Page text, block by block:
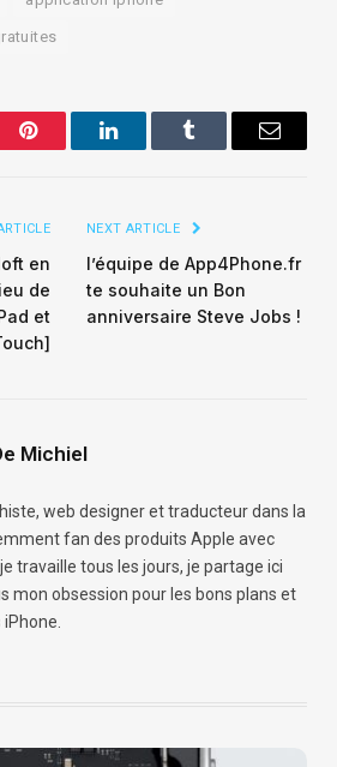
Pinterest LinkedInTumblr Email
en
de
et
NEXT ARTICLE
l’équipe de App4Phone.fr
te souhaite un Bon
anniversaire Steve Jobs !
Michiel
web designer et traducteur dans la
fan des produits Apple avec
travaille tous les jours, je partage ici
mon obsession pour les bons plans et